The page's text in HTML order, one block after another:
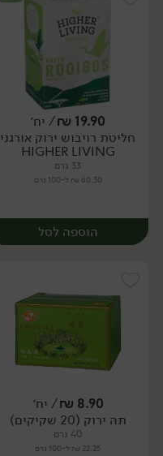
יח׳
19.90
₪/ יח׳
חליטת רויבוש ירוק אורגני
HIGHER LIVING
33 גרם
60.30 ₪ ל-100 גרם
הוספה לסל
יח׳
8.90
₪/ יח׳
תה ירוק (20 שקיקים)
40 גרם
22.25 ₪ ל-100 גרם